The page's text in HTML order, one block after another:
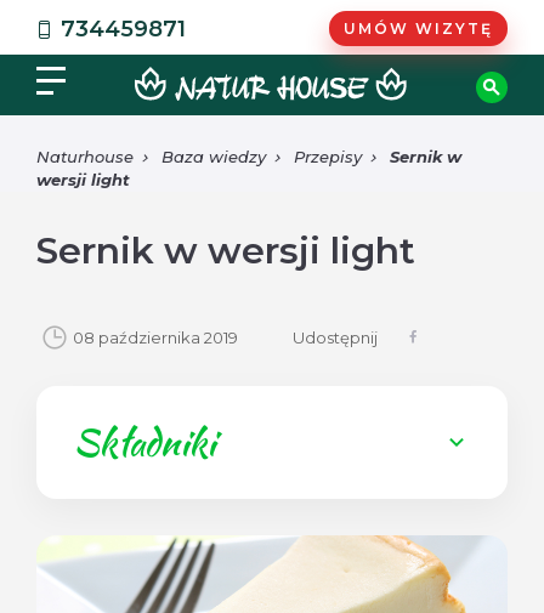
734459871 UMÓW WIZYTĘ
Naturhouse Baza wiedzy Przepisy
Sernik w
wersji light
Sernik w wersji light
08 października 2019 Udostępnij
Składniki